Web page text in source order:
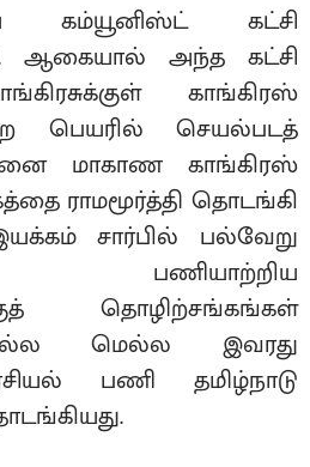
கம்யூனிஸ்ட் கட்சி
ஆகையால் அந்த கட்சி
காங்கிரஸ்
பெயரில் செயல்படத்
மாகாண காங்கிரஸ்
ராமமூர்த்தி தொடங்கி
சார்பில் பல்வேறு
பணியாற்றிய
தொழிற்சங்கங்கள்
மெல்ல இவரது
பணி தமிழ்நாடு